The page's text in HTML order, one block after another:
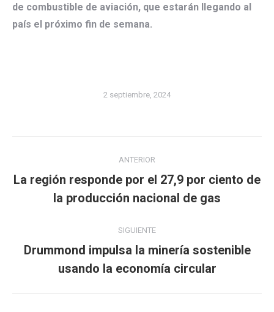
de combustible de aviación, que estarán llegando al
país el próximo fin de semana.
2 septiembre, 2024
entre
publicaciones
ANTERIOR
Publicación
anterior:
La región responde por el 27,9 por ciento de
la producción nacional de gas
SIGUIENTE
Publicación
siguiente:
Drummond impulsa la minería sostenible
usando la economía circular